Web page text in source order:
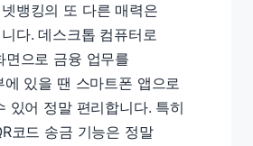
뱅킹의 또 다른 매력은
다. 데스크톱 컴퓨터로
면으로 금융 업무를
에 있을 땐 스마트폰 앱으로
있어 정말 편리합니다. 특히
코드 송금 기능은 정말